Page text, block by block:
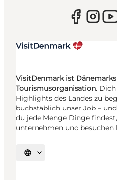
VisitDenmark ist
Tourismusorganisation.
Highlights des Landes zu
buchstäblich unser Job –
du jede Menge Dinge
unternehmen und besuchen
Sprache auswählen